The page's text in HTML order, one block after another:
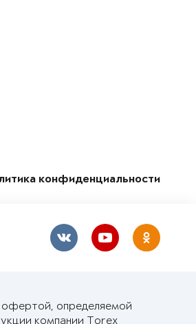
конфиденциальности
офертой, определяемой
компании Torex